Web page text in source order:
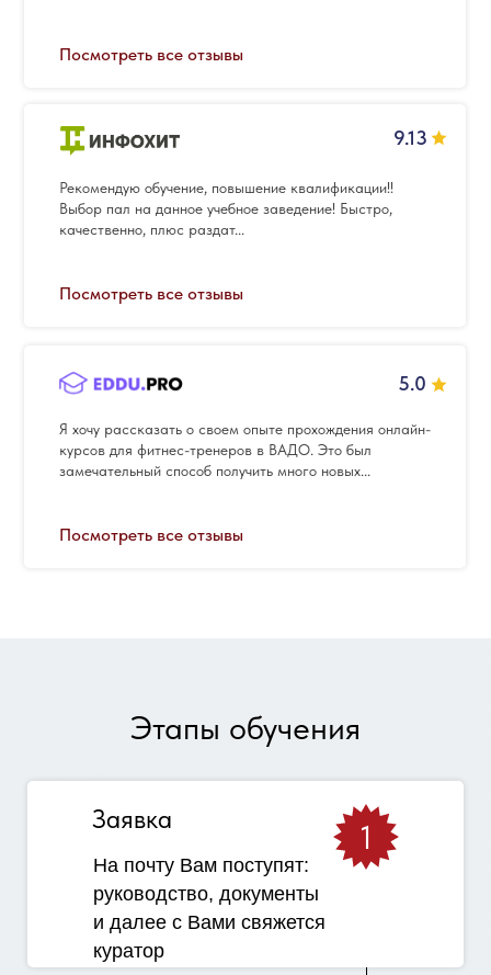
Посмотреть все отзывы
Посмотреть все отзывы
Рекомендую обучение, повышение квалификации!!
Выбор пал на данное учебное заведение! Быстро,
качественно, плюс раздат...
9.13
5.0
Я хочу рассказать о своем опыте прохождения онлайн-
курсов для фитнес-тренеров в ВАДО. Это был
замечательный способ получить много новых...
Посмотреть все отзывы
Этапы обучения
Заявка
На почту Вам поступят:
руководство, документы
и далее с Вами свяжется
куратор
1